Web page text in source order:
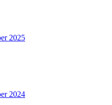
2025
2024